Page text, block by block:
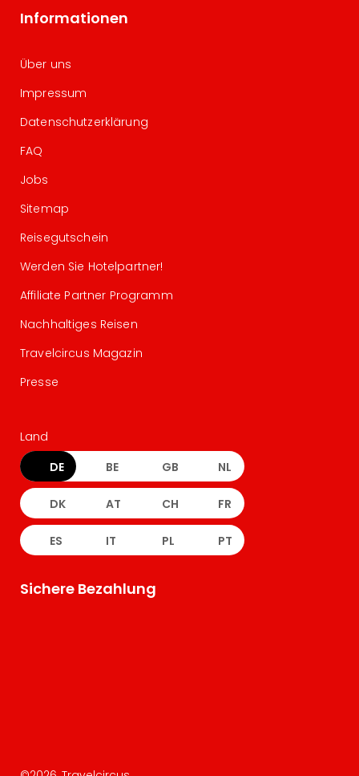
Informationen
Über uns
Impressum
Datenschutzerklärung
FAQ
Jobs
Sitemap
Reisegutschein
Werden Sie Hotelpartner!
Affiliate Partner Programm
Nachhaltiges Reisen
Travelcircus Magazin
Presse
Land
DE BE GB NL
DK AT CH FR
ES IT PL PT
Sichere Bezahlung